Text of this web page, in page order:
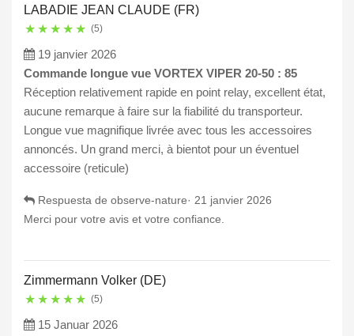
LABADIE JEAN CLAUDE (FR)
★ ★ ★ ★ ★ (5)
19 janvier 2026
Commande longue vue VORTEX VIPER 20-50 : 85
Réception relativement rapide en point relay, excellent état,
aucune remarque à faire sur la fiabilité du transporteur.
Longue vue magnifique livrée avec tous les accessoires
annoncés. Un grand merci, à bientot pour un éventuel
accessoire (reticule)
Respuesta de observe-nature· 21 janvier 2026
Merci pour votre avis et votre confiance.
Zimmermann Volker (DE)
★ ★ ★ ★ ★ (5)
15 Januar 2026